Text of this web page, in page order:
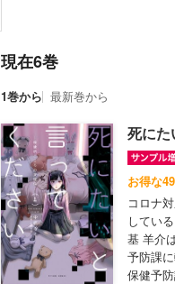
現在6巻
1巻から 最新巻から
死に
お得な
コロナ
してい
基 羊介
予防課
保健予